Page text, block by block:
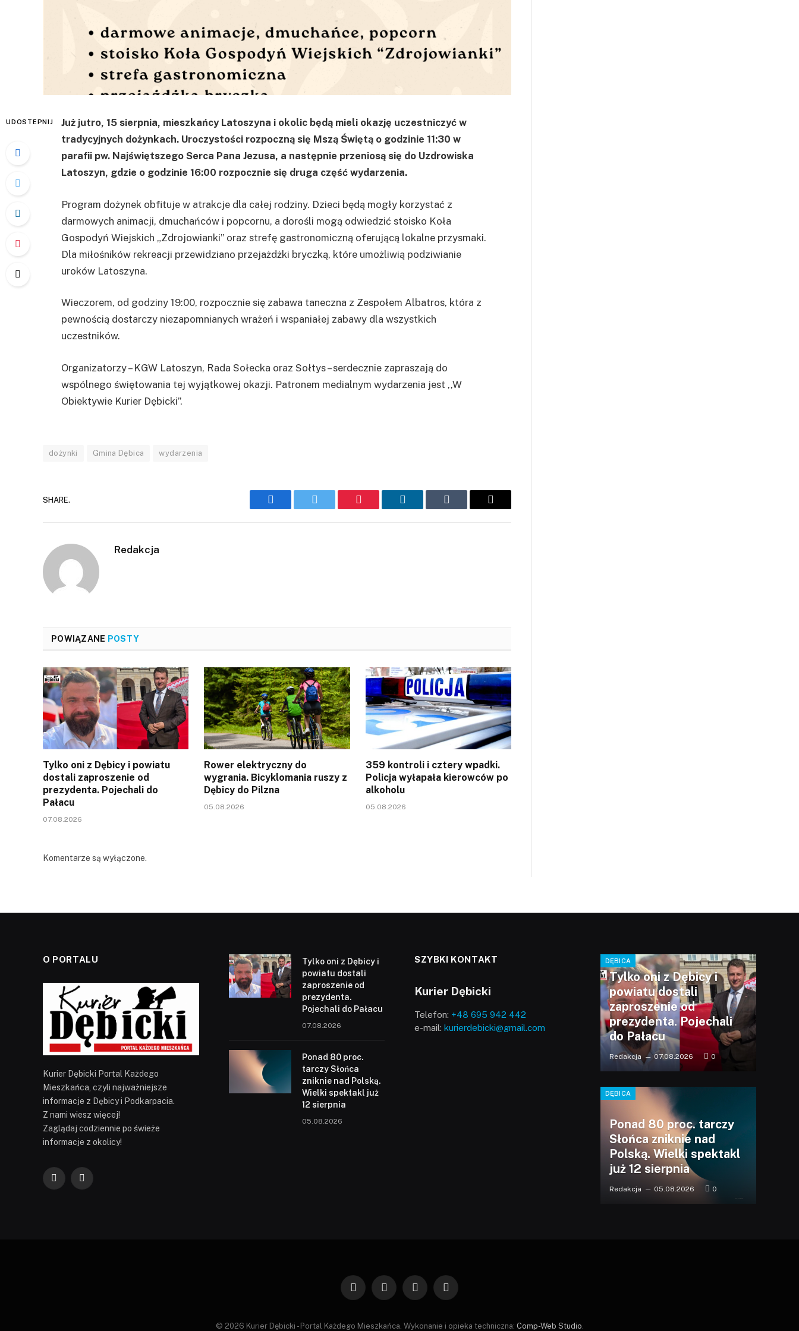
UDOSTEPNIJ
Już jutro, 15 sierpnia, mieszkańcy Latoszyna i okolic będą mieli okazję uczestniczyć w
tradycyjnych dożynkach. Uroczystości rozpoczną się Mszą Świętą o godzinie 11:30 w
parafii pw. Najświętszego Serca Pana Jezusa, a następnie przeniosą się do Uzdrowiska
Latoszyn, gdzie o godzinie 16:00 rozpocznie się druga część wydarzenia.
Program dożynek obfituje w atrakcje dla całej rodziny. Dzieci będą mogły korzystać z
darmowych animacji, dmuchańców i popcornu, a dorośli mogą odwiedzić stoisko Koła
Gospodyń Wiejskich „Zdrojowianki” oraz strefę gastronomiczną oferującą lokalne przysmaki.
Dla miłośników rekreacji przewidziano przejażdżki bryczką, które umożliwią podziwianie
uroków Latoszyna.
Wieczorem, od godziny 19:00, rozpocznie się zabawa taneczna z Zespołem Albatros, która z
pewnością dostarczy niezapomnianych wrażeń i wspaniałej zabawy dla wszystkich
uczestników.
Organizatorzy – KGW Latoszyn, Rada Sołecka oraz Sołtys – serdecznie zapraszają do
wspólnego świętowania tej wyjątkowej okazji. Patronem medialnym wydarzenia jest ,,W
Obiektywie Kurier Dębicki”.
dożynki Gmina Dębica wydarzenia
SHARE.
Facebook Twitter Pinterest LinkedIn Tumblr Email
Redakcja
POWIĄZANE POSTY
Tylko oni z Dębicy i powiatu
dostali zaproszenie od
prezydenta. Pojechali do
Pałacu
07.08.2026
Rower elektryczny do
wygrania. Bicyklomania ruszy z
Dębicy do Pilzna
05.08.2026
359 kontroli i cztery wpadki.
Policja wyłapała kierowców po
alkoholu
05.08.2026
Komentarze są wyłączone.
O PORTALU
Kurier Dębicki Portal Każdego
Mieszkańca, czyli najważniejsze
informacje z Dębicy i Podkarpacia.
Z nami wiesz więcej!
Zaglądaj codziennie po świeże
informacje z okolicy!
FacebookYouTube
Tylko oni z Dębicy i
powiatu dostali
zaproszenie od
prezydenta.
Pojechali do Pałacu
07.08.2026
Ponad 80 proc.
tarczy Słońca
zniknie nad Polską.
Wielki spektakl już
12 sierpnia
05.08.2026
SZYBKI KONTAKT
Kurier Dębicki
Telefon: +48 695 942 442
e-mail: kurierdebicki@gmail.com
DĘBICA
Tylko oni z Dębicy i
powiatu dostali
zaproszenie od
prezydenta. Pojechali
do Pałacu
Redakcja 07.08.2026 0
DĘBICA
Ponad 80 proc. tarczy
Słońca zniknie nad
Polską. Wielki spektakl
już 12 sierpnia
Redakcja 05.08.2026 0
Facebook
X
InstagramPinterest
© 2026 Kurier Dębicki - Portal Każdego Mieszkańca. Wykonanie i opieka techniczna: Comp-Web Studio